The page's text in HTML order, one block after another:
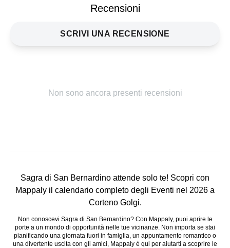
Recensioni
SCRIVI UNA RECENSIONE
Non sono ancora presenti recensioni
Sagra di San Bernardino attende solo te! Scopri con
Mappaly il calendario completo degli Eventi nel 2026 a
Corteno Golgi.
Non conoscevi Sagra di San Bernardino? Con Mappaly, puoi aprire le
porte a un mondo di opportunità nelle tue vicinanze. Non importa se stai
pianificando una giornata fuori in famiglia, un appuntamento romantico o
una divertente uscita con gli amici, Mappaly è qui per aiutarti a scoprire le
Condividievento